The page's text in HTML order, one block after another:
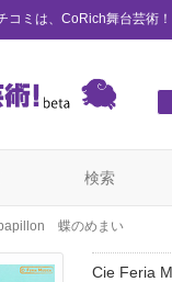
コミは、CoRich舞台芸術！
検索
蝶のめまい
Cie Feria